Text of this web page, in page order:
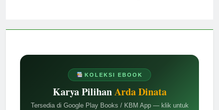
KOLEKSI EBOOK
Karya PilihanArda Dinata
Tersedia di Google Play Books / KBM App — klik untuk